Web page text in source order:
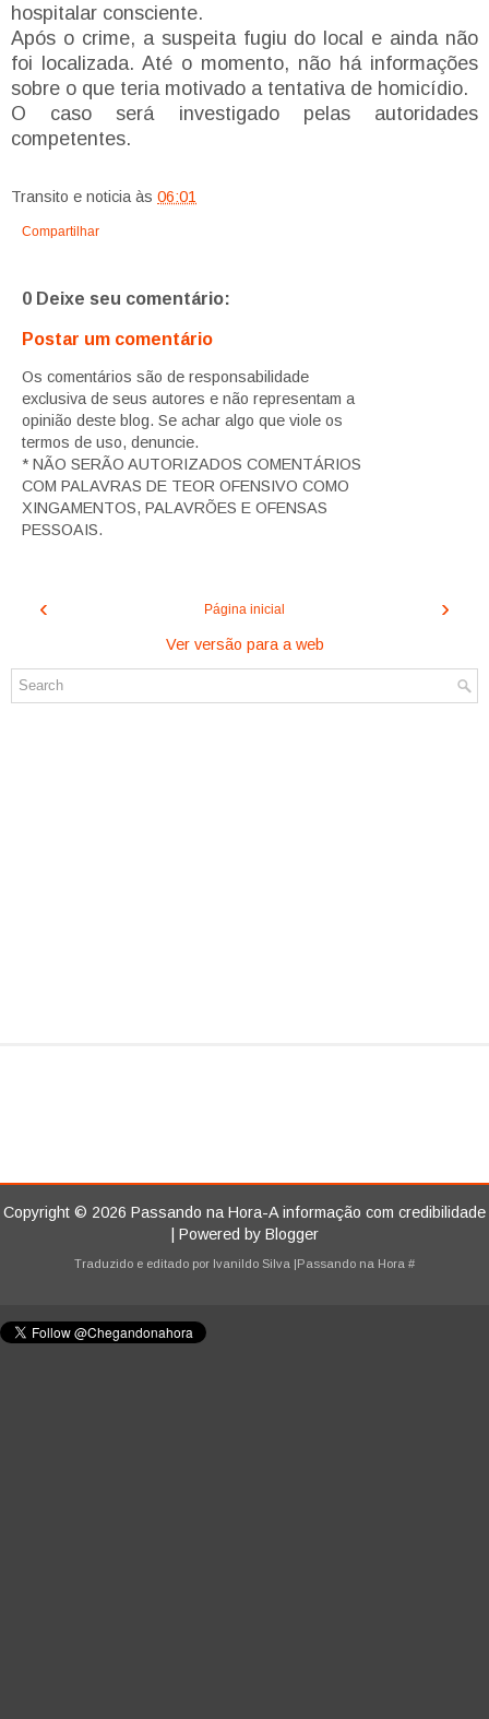
hospitalar consciente.
Após o crime, a suspeita fugiu do local e ainda não
foi localizada. Até o momento, não há informações
sobre o que teria motivado a tentativa de homicídio.
O caso será investigado pelas autoridades
competentes.
Transito e noticia às 06:01
Compartilhar
0 Deixe seu comentário:
Postar um comentário
Os comentários são de responsabilidade
exclusiva de seus autores e não representam a
opinião deste blog. Se achar algo que viole os
termos de uso, denuncie.
* NÃO SERÃO AUTORIZADOS COMENTÁRIOS
COM PALAVRAS DE TEOR OFENSIVO COMO
XINGAMENTOS, PALAVRÕES E OFENSAS
PESSOAIS.
‹ ›
Página inicial
Ver versão para a web
Copyright © 2026 Passando na Hora-A informação com credibilidade
| Powered by Blogger
Traduzido e editado por Ivanildo Silva |Passando na Hora #